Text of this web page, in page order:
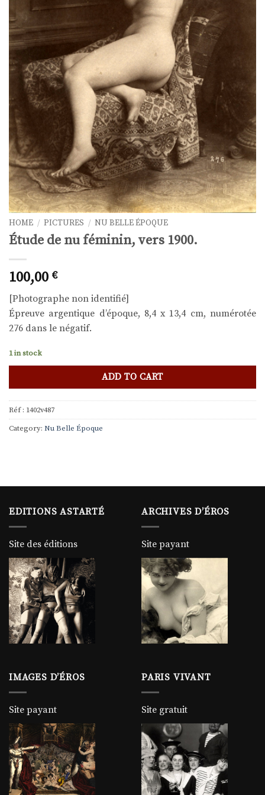
HOME / PICTURES / NU BELLE ÉPOQUE
Étude de nu féminin, vers 1900.
100,00 €
[Photographe non identifié]
Épreuve argentique d’époque, 8,4 x 13,4 cm, numérotée
276 dans le négatif.
1 in stock
ADD TO CART
Réf : 1402v487
Category: Nu Belle Époque
EDITIONS ASTARTÉ
Site des éditions
ARCHIVES D’ÉROS
Site payant
IMAGES D’ÉROS
Site payant
PARIS VIVANT
Site gratuit